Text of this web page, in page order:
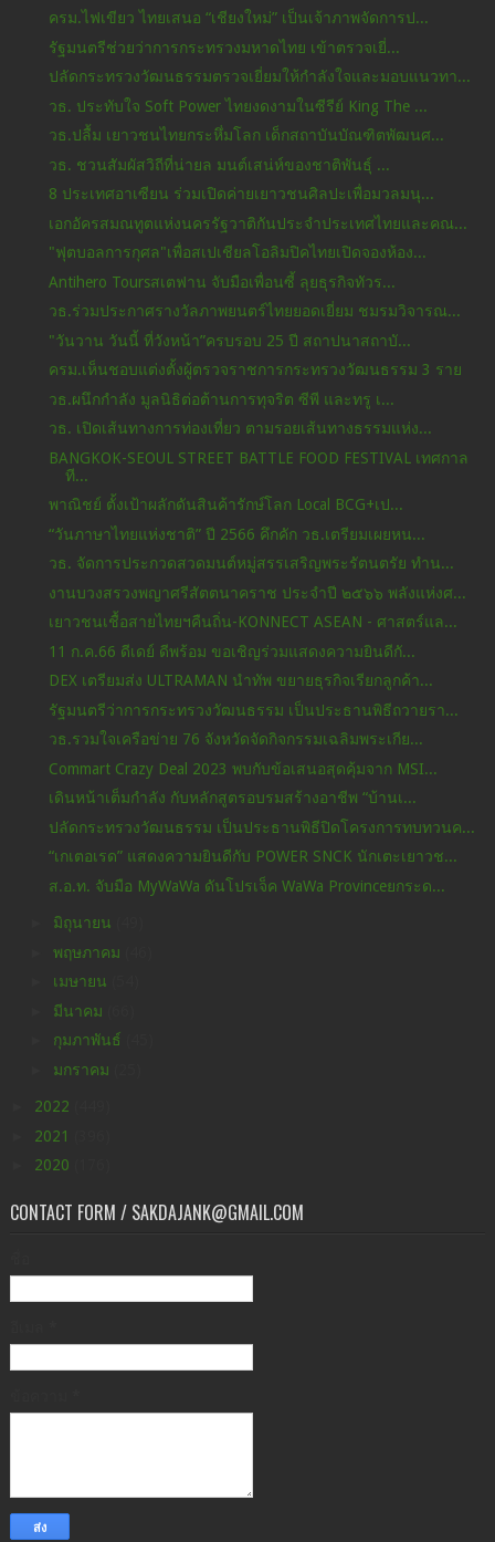
ครม.ไฟเขียว ไทยเสนอ “เชียงใหม่” เป็นเจ้าภาพจัดการป...
รัฐมนตรีช่วยว่าการกระทรวงมหาดไทย เข้าตรวจเยี่...
ปลัดกระทรวงวัฒนธรรมตรวจเยี่ยมให้กำลังใจและมอบแนวทา...
วธ. ประทับใจ Soft Power ไทยงดงามในซีรีย์ King The ...
วธ.ปลื้ม เยาวชนไทยกระหึ่มโลก เด็กสถาบันบัณฑิตพัฒนศ...
วธ. ชวนสัมผัสวิถีที่น่ายล มนต์เสน่ห์ของชาติพันธุ์ ...
8 ประเทศอาเซียน ร่วมเปิดค่ายเยาวชนศิลปะเพื่อมวลมนุ...
เอกอัครสมณทูตแห่งนครรัฐวาติกันประจําประเทศไทยและคณ...
"ฟุตบอลการกุศล"เพื่อสเปเชียลโอลิมปิคไทยเปิดจองห้อง...
Antihero Toursสเตฟาน จับมือเพื่อนซี้ ลุยธุรกิจทัวร...
วธ.ร่วมประกาศรางวัลภาพยนตร์ไทยยอดเยี่ยม ชมรมวิจารณ...
"วันวาน วันนี้ ที่วังหน้า”ครบรอบ 25 ปี สถาปนาสถาบั...
ครม.เห็นชอบแต่งตั้งผู้ตรวจราชการกระทรวงวัฒนธรรม 3 ราย
วธ.ผนึกกำลัง มูลนิธิต่อต้านการทุจริต ซีพี และทรู เ...
วธ. เปิดเส้นทางการท่องเที่ยว ตามรอยเส้นทางธรรมแห่ง...
BANGKOK-SEOUL STREET BATTLE FOOD FESTIVAL เทศกาล
ที...
พาณิชย์ ตั้งเป้าผลักดันสินค้ารักษ์โลก Local BCG+เป...
“วันภาษาไทยแห่งชาติ” ปี 2566 คึกคัก วธ.เตรียมเผยหน...
วธ. จัดการประกวดสวดมนต์หมู่สรรเสริญพระรัตนตรัย ทำน...
งานบวงสรวงพญาศรีสัตตนาคราช ประจำปี ๒๕๖๖ พลังแห่งศ...
เยาวชนเชื้อสายไทยฯคืนถิ่น-KONNECT ASEAN - ศาสตร์แล...
11 ก.ค.66 ดีเดย์ ดีพร้อม ขอเชิญร่วมแสดงความยินดีกั...
DEX เตรียมส่ง ULTRAMAN นำทัพ ขยายธุรกิจเรียกลูกค้า...
รัฐมนตรีว่าการกระทรวงวัฒนธรรม เป็นประธานพิธีถวายรา...
วธ.รวมใจเครือข่าย 76 จังหวัดจัดกิจกรรมเฉลิมพระเกีย...
Commart Crazy Deal 2023 พบกับข้อเสนอสุดคุ้มจาก MSI...
เดินหน้าเต็มกำลัง กับหลักสูตรอบรมสร้างอาชีพ “บ้านเ...
ปลัดกระทรวงวัฒนธรรม เป็นประธานพิธีปิดโครงการทบทวนค...
“เกเตอเรด” แสดงความยินดีกับ POWER SNCK นักเตะเยาวช...
ส.อ.ท. จับมือ MyWaWa ดันโปรเจ็ค WaWa Provinceยกระด...
มิถุนายน
พฤษภาคม
เมษายน
มีนาคม
กุมภาพันธ์
มกราคม
2022
2021
2020
CONTACT FORM / SAKDAJANK@GMAIL.COM